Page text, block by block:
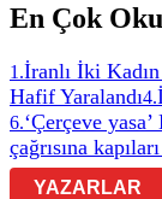
En Çok
1 .İranlı İki
Hafif Yaralandı4.
6.‘Çerçeve
çağrısına
YAZARLAR